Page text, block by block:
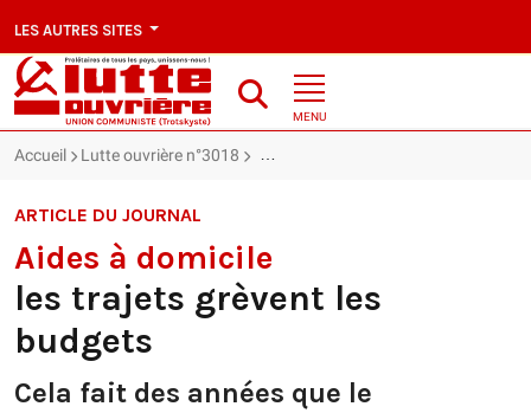
LES AUTRES SITES
MENU
Accueil Lutte ouvrière n°3018 Aides à domicile : les trajets grèvent
ARTICLE DU JOURNAL
Aides à domicile
les trajets grèvent les
budgets
Cela fait des années que le